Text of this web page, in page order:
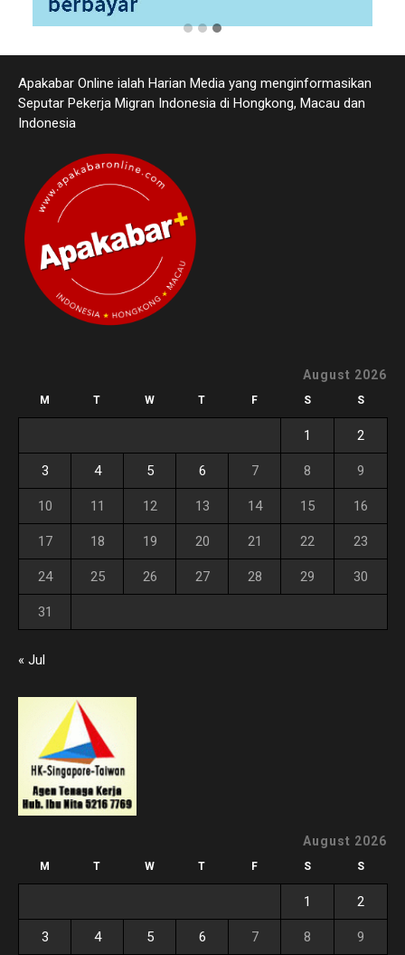
Apakabar Online ialah Harian Media yang menginformasikan
Seputar Pekerja Migran Indonesia di Hongkong, Macau dan
Indonesia
August 2026
M T W T F S S
1 2
3 4 5 6 7 8 9
10 11 12 13 14 15 16
17 18 19 20 21 22 23
24 25 26 27 28 29 30
31
« Jul
August 2026
M T W T F S S
1 2
3 4 5 6 7 8 9